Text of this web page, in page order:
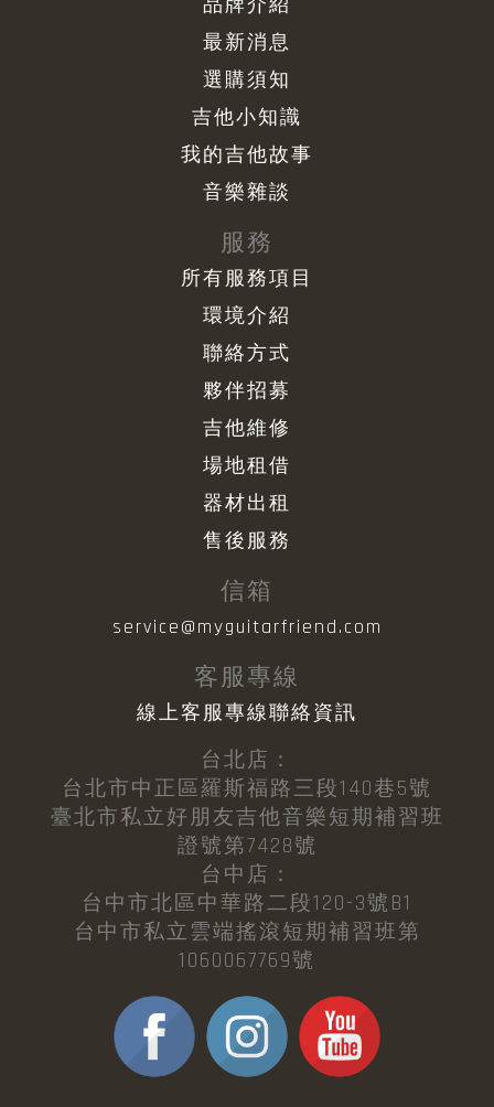
品牌介紹
最新消息
選購須知
吉他小知識
我的吉他故事
音樂雜談
服務
所有服務項目
環境介紹
聯絡方式
夥伴招募
吉他維修
場地租借
器材出租
售後服務
信箱
service@myguitarfriend.com
客服專線
線上客服專線聯絡資訊
台北店：
台北市中正區羅斯福路三段140巷5號
臺北市私立好朋友吉他音樂短期補習班
證號第7428號
台中店：
台中市北區中華路二段120-3號B1
台中市私立雲端搖滾短期補習班第
1060067769號